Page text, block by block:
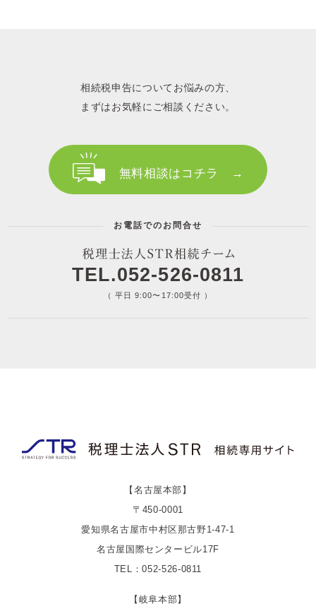
相続税申告についてお悩みの方、
まずはお気軽にご相談ください。
無料相談はコチラ →
お電話でのお問合せ
TEL.052-526-0811
（ 平日 9:00〜17:00受付 ）
【名古屋本部】
〒450-0001
愛知県名古屋市中村区那古野1-47-1
名古屋国際センタービル17F
TEL：052-526-0811
【岐阜本部】